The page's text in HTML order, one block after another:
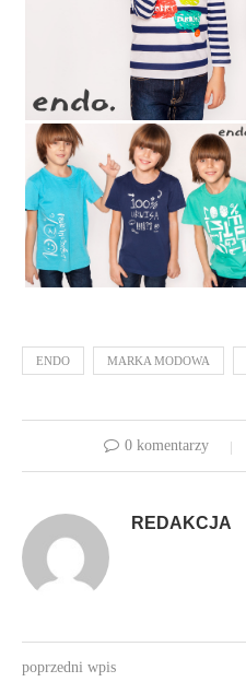
ENDO MARKA MODOWA
0 komentarzy
REDAKCJA
poprzedni wpis